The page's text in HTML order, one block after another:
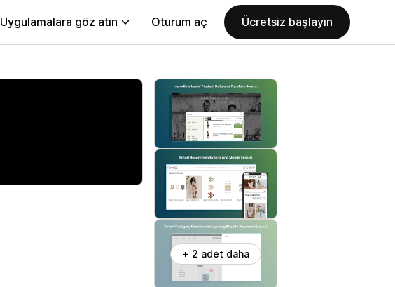
Uygulamalara göz atın Oturum aç Ücretsiz başlayın
+ 2 adet daha